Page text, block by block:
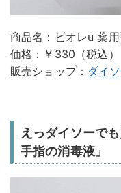
商品名：ビオレu 薬
価格：￥330（税込）
販売ショップ： ダイ
えっダイソーで
手指の消毒液」